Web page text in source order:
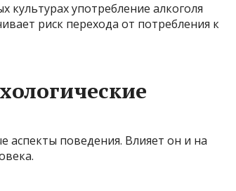
культурах употребление алкоголя
риск перехода от потребления к
аспекты поведения. Влияет он и на